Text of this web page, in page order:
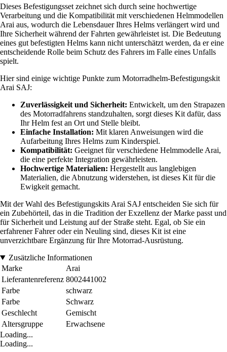
Dieses Befestigungsset zeichnet sich durch seine hochwertige
Verarbeitung und die Kompatibilität mit verschiedenen Helmmodellen
Arai aus, wodurch die Lebensdauer Ihres Helms verlängert wird und
Ihre Sicherheit während der Fahrten gewährleistet ist. Die Bedeutung
eines gut befestigten Helms kann nicht unterschätzt werden, da er eine
entscheidende Rolle beim Schutz des Fahrers im Falle eines Unfalls
spielt.
Hier sind einige wichtige Punkte zum Motorradhelm-Befestigungskit
Arai SAJ:
Zuverlässigkeit und Sicherheit: Entwickelt, um den Strapazen
des Motorradfahrens standzuhalten, sorgt dieses Kit dafür, dass
Ihr Helm fest an Ort und Stelle bleibt.
Einfache Installation: Mit klaren Anweisungen wird die
Aufarbeitung Ihres Helms zum Kinderspiel.
Kompatibilität: Geeignet für verschiedene Helmmodelle Arai,
die eine perfekte Integration gewährleisten.
Hochwertige Materialien: Hergestellt aus langlebigen
Materialien, die Abnutzung widerstehen, ist dieses Kit für die
Ewigkeit gemacht.
Mit der Wahl des Befestigungskits Arai SAJ entscheiden Sie sich für
ein Zubehörteil, das in die Tradition der Exzellenz der Marke passt und
für Sicherheit und Leistung auf der Straße steht. Egal, ob Sie ein
erfahrener Fahrer oder ein Neuling sind, dieses Kit ist eine
unverzichtbare Ergänzung für Ihre Motorrad-Ausrüstung.
Zusätzliche Informationen
Marke
Arai
Lieferantenreferenz 8002441002
Farbe
schwarz
Farbe
Schwarz
Geschlecht
Gemischt
Altersgruppe
Erwachsene
Loading...
Loading...